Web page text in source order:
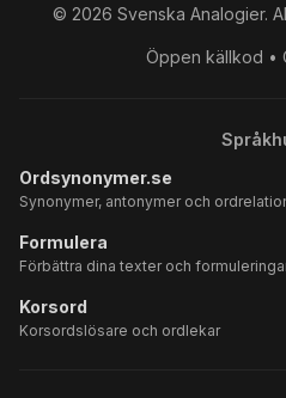
© 2026 Svenska Analogier.
Öppen källkod •
Ordsynonymer.se
Synonymer, antonymer och
Formulera
Förbättra dina texter och
Korsord
Korsordslösare och ordlekar